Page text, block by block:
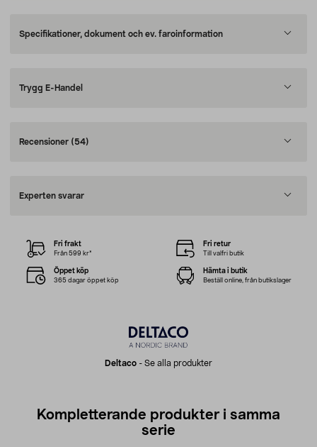
Specifikationer, dokument och ev. faroinformation
Trygg E-Handel
Recensioner (54)
Experten svarar
Deltaco - Se alla produkter
Fri frakt
Från 599 kr*
Fri retur
Till valfri butik
Öppet köp
365 dagar öppet köp
Hämta i butik
Beställ online, från butikslager
Kompletterande produkter i samma
serie